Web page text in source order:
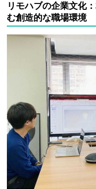
リモハブの企業文化
む創造的な職場環境